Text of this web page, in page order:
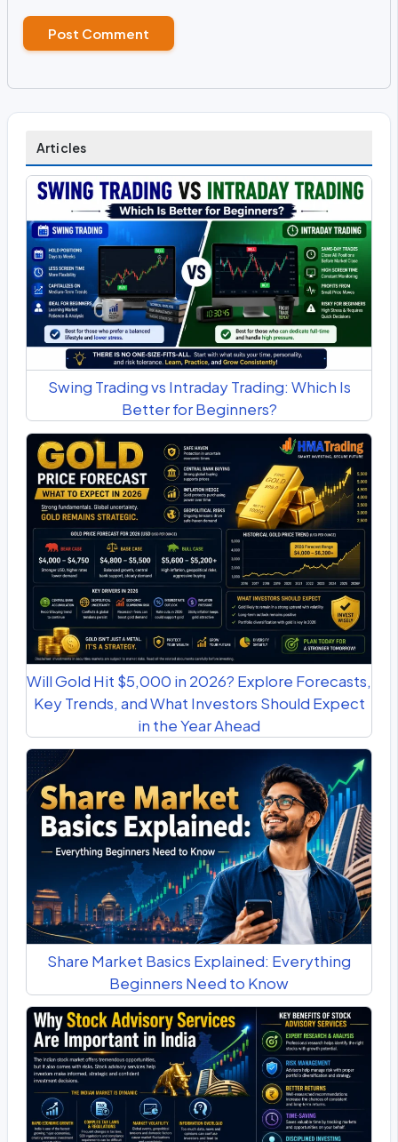
Articles
Swing Trading vs Intraday Trading: Which Is
Better for Beginners?
Will Gold Hit $5,000 in 2026? Explore Forecasts,
Key Trends, and What Investors Should Expect
in the Year Ahead
Share Market Basics Explained: Everything
Beginners Need to Know